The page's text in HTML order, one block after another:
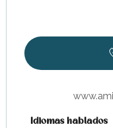
Idiomas hablados
Idiomas hablados